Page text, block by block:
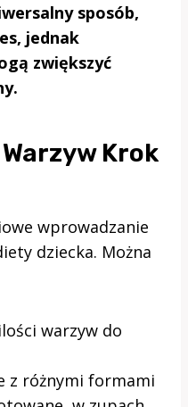
sposób,
jednak
zwiększyć
Krok
wprowadzanie
dziecka. Można
warzyw do
z różnymi formami